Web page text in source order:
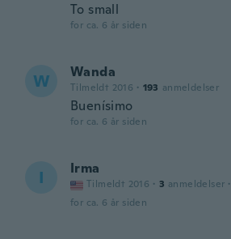
To small
for ca. 6 år siden
W Wanda
Tilmeldt 2016 · 193 anmeldelser
Buenísimo
for ca. 6 år siden
I Irma
Tilmeldt 2016 · 3 anmeldelser ·
for ca. 6 år siden